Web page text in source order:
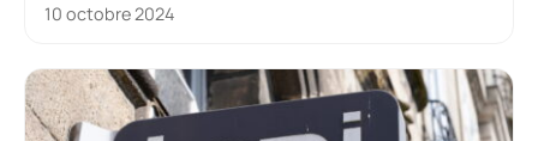
10 octobre 2024